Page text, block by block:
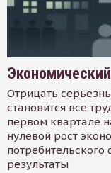
Отрицать
становится все
первом квартале
нулевой рост
результаты